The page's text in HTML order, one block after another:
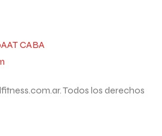
CABA
Todos los derechos